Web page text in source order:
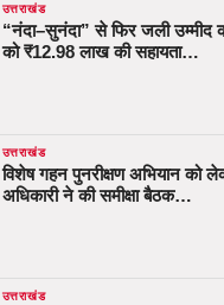
उत्तराखंड
“नंदा–सुनंदा” से फिर जली उम्मीद
को ₹12.98 लाख की सहायता…
उत्तराखंड
विशेष गहन पुनरीक्षण अभियान को
अधिकारी ने की समीक्षा बैठक…
उत्तराखंड